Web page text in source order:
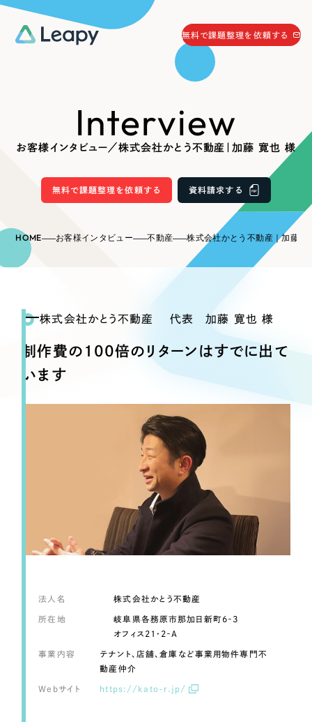
サービス
Service
「仕組み」と「ノウハウ」
を残す資産型DX支援をご提供します
マーケティングDX支援
Webサイト制作
お役立ち情報
無料で課題整理を依頼する
058-215-0066
24時間受付
資料請求する
Webサイト制作
ブランディング支援
コーポレート・企業サイト （278件）
ブランドサイト・サービスサイト （85件）
ポータルサイト・メディアサイト
キャンペーン・プロモーションサイト （12件）
ブランディング（ロゴ・印刷物）
Company
お客様インタビュー／株式会社かとう不動産｜加藤 寛也 様
Interview
無料で課題整理を依頼する 資料請求する
HOME お客様インタビュー 不動産 株式会社かとう不動産｜加藤 寛
株式会社かとう不動産 代表 加藤 寛也 様
制作費の100倍のリターンはすでに出て
います
法人名 株式会社かとう不動産
所在地
岐阜県各務原市那加日新町6‐3
オフィス21・2‐A
事業内容
テナント、店舗、倉庫など事業用物件専門不
動産仲介
Webサイト https://kato-r.jp/